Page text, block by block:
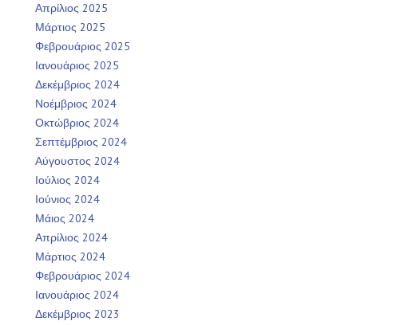
Απρίλιος 2025
Μάρτιος 2025
Φεβρουάριος 2025
Ιανουάριος 2025
Δεκέμβριος 2024
Νοέμβριος 2024
Οκτώβριος 2024
Σεπτέμβριος 2024
Αύγουστος 2024
Ιούλιος 2024
Ιούνιος 2024
Μάιος 2024
Απρίλιος 2024
Μάρτιος 2024
Φεβρουάριος 2024
Ιανουάριος 2024
Δεκέμβριος 2023